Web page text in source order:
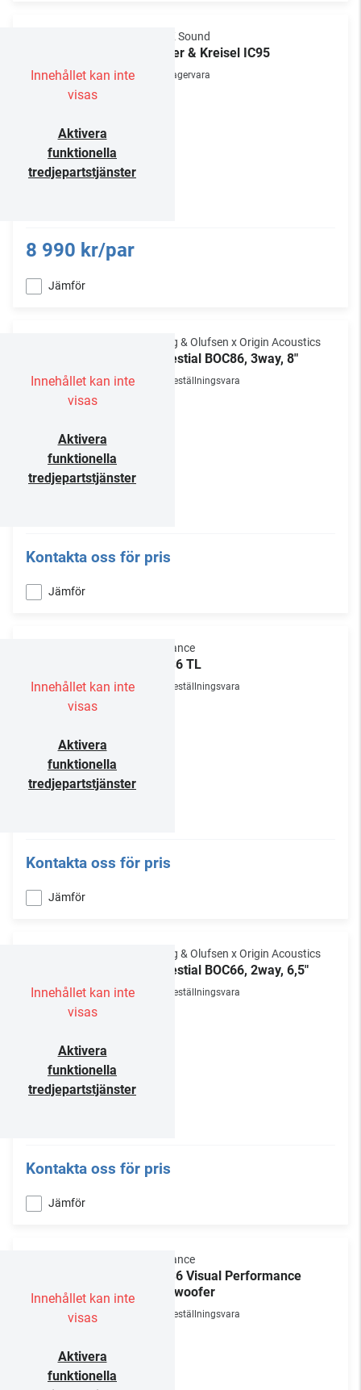
Innehållet kan inte
visas
Aktivera
funktionella
tredjepartstjänster
M&K Sound
Miller & Kreisel IC95
Lagervara
8 990 kr/par
Jämför
Innehållet kan inte
visas
Aktivera
funktionella
tredjepartstjänster
Bang & Olufsen x Origin Acoustics
Celestial BOC86, 3way, 8"
Beställningsvara
Kontakta oss för pris
Jämför
Innehållet kan inte
visas
Aktivera
funktionella
tredjepartstjänster
Sonance
BPS6 TL
Beställningsvara
Kontakta oss för pris
Jämför
Innehållet kan inte
visas
Aktivera
funktionella
tredjepartstjänster
Bang & Olufsen x Origin Acoustics
Celestial BOC66, 2way, 6,5"
Beställningsvara
Kontakta oss för pris
Jämför
Innehållet kan inte
visas
Aktivera
funktionella
Sonance
BPS6 Visual Performance
Subwoofer
Beställningsvara